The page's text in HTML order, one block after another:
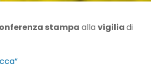
stampa alla vigiliadi